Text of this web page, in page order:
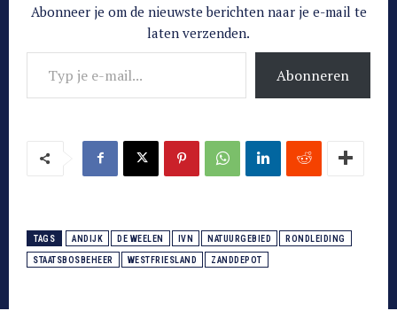
Abonneer je om de nieuwste berichten naar je e-mail te
laten verzenden.
Typ je e-mail...
Abonneren
TAGS ANDIJK DE WEELEN IVN NATUURGEBIED RONDLEIDING
STAATSBOSBEHEER WESTFRIESLAND ZANDDEPOT